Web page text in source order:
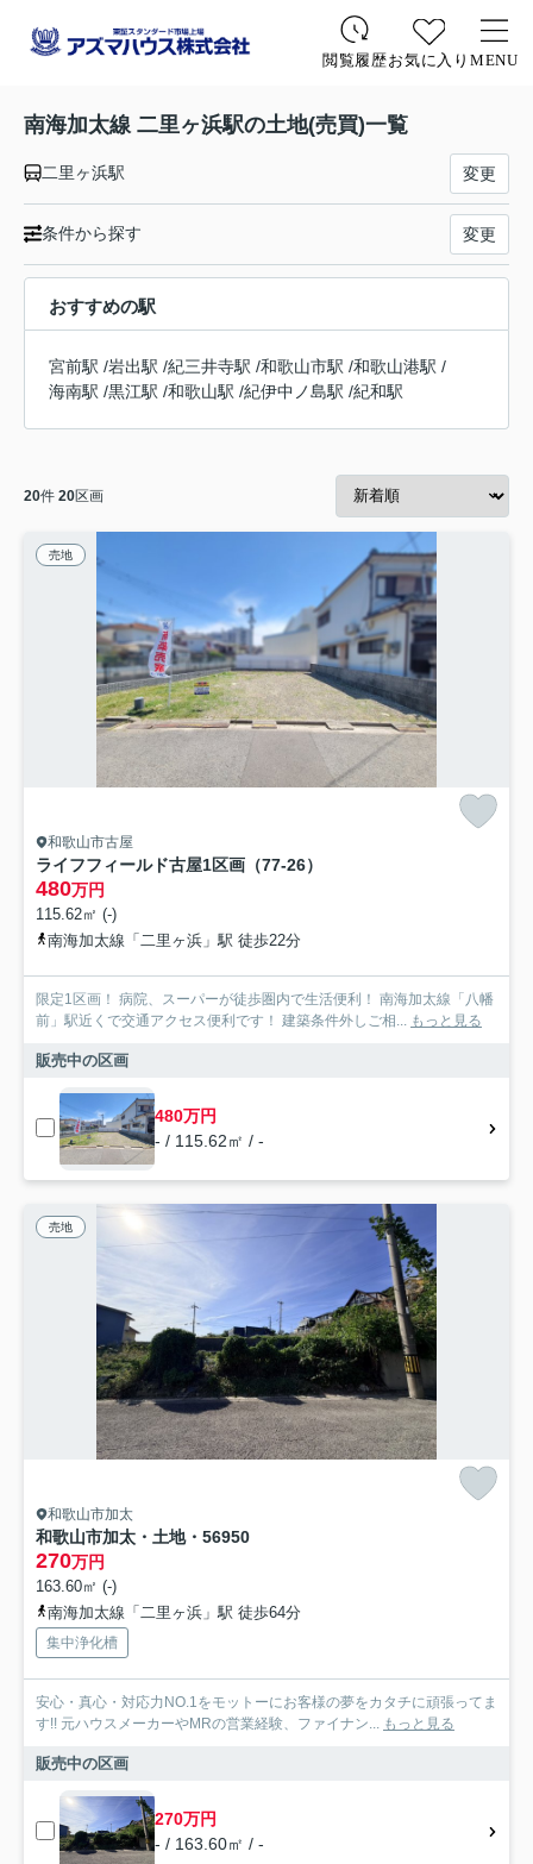
閲覧履歴お気に入り MENU
南海加太線 二里ヶ浜駅の土地(売買)一覧
二里ヶ浜駅 変更
条件から探す 変更
おすすめの駅
宮前駅 /岩出駅 /紀三井寺駅 /和歌山市駅 /和歌山港駅 /
海南駅 /黒江駅 /和歌山駅 /紀伊中ノ島駅 /紀和駅
20件 20区画
売地
和歌山市古屋
ライフフィールド古屋1区画（77-26）
480万円
115.62㎡ (-)
南海加太線「二里ヶ浜」駅 徒歩22分
限定1区画！ 病院、スーパーが徒歩圏内で生活便利！ 南海加太線「八幡
前」駅近くで交通アクセス便利です！ 建築条件外しご相...
もっと見る
販売中の区画
480万円
- / 115.62㎡ / -
売地
和歌山市加太
和歌山市加太・土地・56950
270万円
163.60㎡ (-)
南海加太線「二里ヶ浜」駅 徒歩64分
集中浄化槽
安心・真心・対応力NO.1をモットーにお客様の夢をカタチに頑張ってま
す!! 元ハウスメーカーやMRの営業経験、ファイナン...
もっと見る
販売中の区画
270万円
- / 163.60㎡ / -